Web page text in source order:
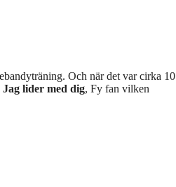
Och när det var cirka 10
Jag lider med dig, Fy fan vilken